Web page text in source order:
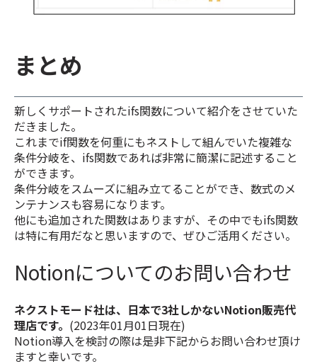
まとめ
新しくサポートされたifs関数について紹介をさせていた
だきました。
これまでif関数を何重にもネストして組んでいた複雑な
条件分岐を、ifs関数であれば非常に簡潔に記述すること
ができます。
条件分岐をスムーズに組み立てることができ、数式のメ
ンテナンスも容易になります。
他にも追加された関数はありますが、その中でもifs関数
は特に有用だなと思いますので、ぜひご活用ください。
Notionについてのお問い合わせ
ネクストモード社は、日本で3社しかないNotion販売代
理店です。 (2023年01月01日現在)
Notion導入を検討の際は是非下記からお問い合わせ頂け
ますと幸いです。